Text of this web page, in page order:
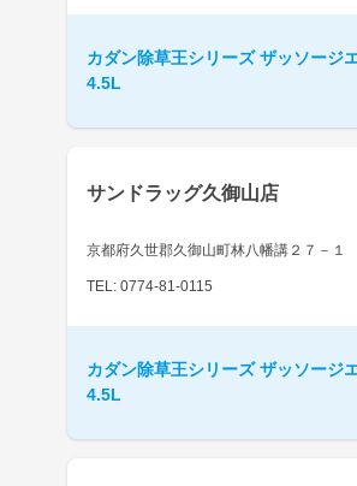
カダン除草王シリーズ ザッソージ
4.5L
サンドラッグ久御山店
京都府久世郡久御山町林八幡講２７－１
TEL: 0774-81-0115
カダン除草王シリーズ ザッソージ
4.5L